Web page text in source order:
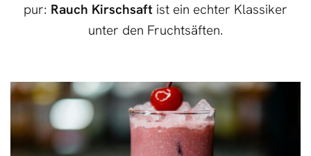
pur: Rauch Kirschsaft ist ein echter Klassiker
unter den Fruchtsäften.